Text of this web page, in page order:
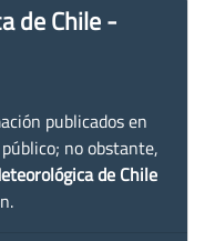
de Chile -
publicados en
no obstante,
de Chile